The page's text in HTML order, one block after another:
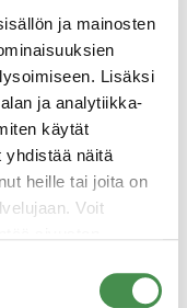
ja mainosten
Lisäksi
ja analytiikka-
käytät
yhdistää näitä
heille tai joita on
Voit
kehittämistä ja